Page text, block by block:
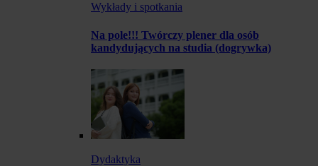
Wykłady i spotkania
Na pole!!! Twórczy plener dla osób
kandydujących na studia (dogrywka)
Dydaktyka